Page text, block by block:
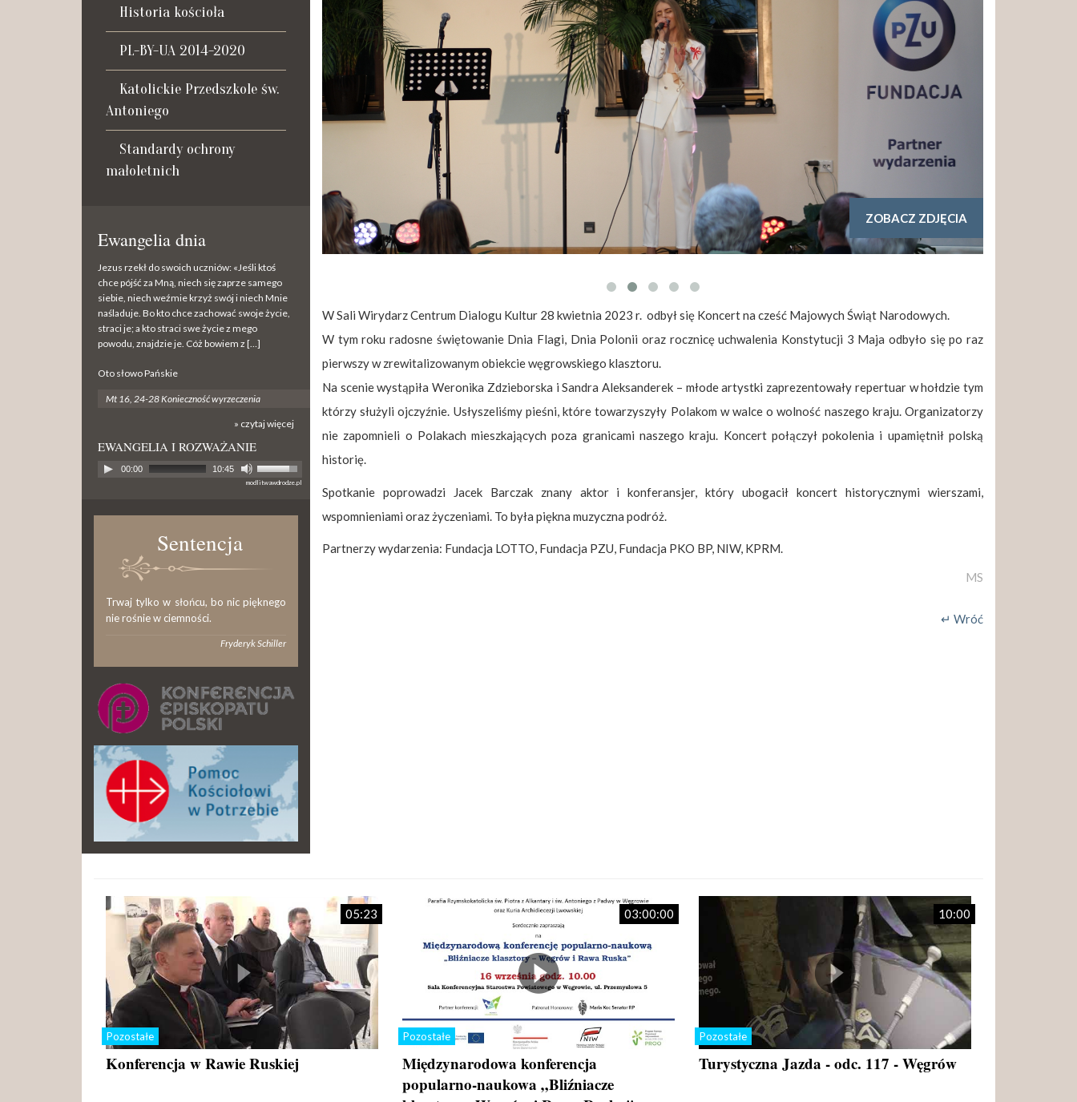
07-100 Węgrów
tel. (+48) 665 034 305
e-mail:rkosk@op.pl; wegrow.klasztor@drohiczynska.pl
Numer konta:
59 9236 0008 0012 8645 2000 0010
Historia kościoła
PL-BY-UA 2014-2020
Katolickie Przedszkole św.
Antoniego
Standardy ochrony
małoletnich
Ewangelia dnia
Jezus rzekł do swoich uczniów: «Jeśli ktoś
chce pójść za Mną, niech się zaprze samego
siebie, niech weźmie krzyż swój i niech Mnie
naśladuje. Bo kto chce zachować swoje życie,
straci je; a kto straci swe życie z mego
powodu, znajdzie je. Cóż bowiem z […]
Oto słowo Pańskie
Mt 16, 24-28 Konieczność wyrzeczenia
» czytaj więcej
EWANGELIA I ROZWAŻANIE
00:00 10:45
modlitwawdrodze.pl
Sentencja
Trwaj tylko w słońcu, bo nic pięknego
nie rośnie w ciemności.
Fryderyk Schiller
ZOBACZ ZDJĘCIA
W Sali Wirydarz Centrum Dialogu Kultur 28 kwietnia 2023 r. odbył się Koncert na cześć Majowych Świąt Narodowych.
W tym roku radosne świętowanie Dnia Flagi, Dnia Polonii oraz rocznicę uchwalenia Konstytucji 3 Maja odbyło się po raz
pierwszy w zrewitalizowanym obiekcie węgrowskiego klasztoru.
Na scenie wystąpiła Weronika Zdzieborska i Sandra Aleksanderek – młode artystki zaprezentowały repertuar w hołdzie tym
którzy służyli ojczyźnie. Usłyszeliśmy pieśni, które towarzyszyły Polakom w walce o wolność naszego kraju. Organizatorzy
nie zapomnieli o Polakach mieszkających poza granicami naszego kraju. Koncert połączył pokolenia i upamiętnił polską
historię.
Spotkanie poprowadzi Jacek Barczak znany aktor i konferansjer, który ubogacił koncert historycznymi wierszami,
wspomnieniami oraz życzeniami. To była piękna muzyczna podróż.
Partnerzy wydarzenia: Fundacja LOTTO, Fundacja PZU, Fundacja PKO BP, NIW, KPRM.
MS
↵ Wróć
Pozostałe
05:23
Konferencja w Rawie Ruskiej
Pozostałe
03:00:00
Międzynarodowa konferencja
popularno-naukowa „Bliźniacze
Pozostałe
10:00
Turystyczna Jazda - odc. 117 - Węgrów